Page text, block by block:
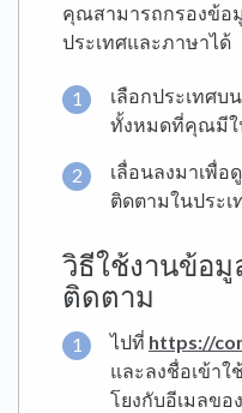
คุณสามารถกรองข้อ
ประเทศและภาษาได้
เลือกประเทศ
ทั้งหมดที่คุณมีใ
เลื่อนลงมาเพื่อ
ติดตามในประเ
วิธีใช้งานข้อมู
ติดตาม
ไปที่ https://
และลงชื่อเข้าใ
โยงกับอีเมลข